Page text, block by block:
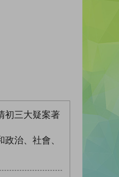
初三大疑案著
治、社會、